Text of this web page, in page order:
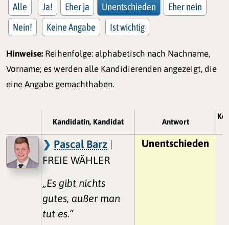
Alle Ja! Eher ja Unentschieden
Eher nein
Nein!
Keine Angabe Ist wichtig
Hinweise: Reihenfolge: alphabetisch nach Nachname,
Vorname; es werden alle Kandidierenden angezeigt, die
eine Angabe gemachthaben.
Kandidatin, Kandidat Antwort
Pascal Barz |
FREIE WÄHLER
„Es gibt nichts
gutes, außer man
tut es.“
Unentschieden